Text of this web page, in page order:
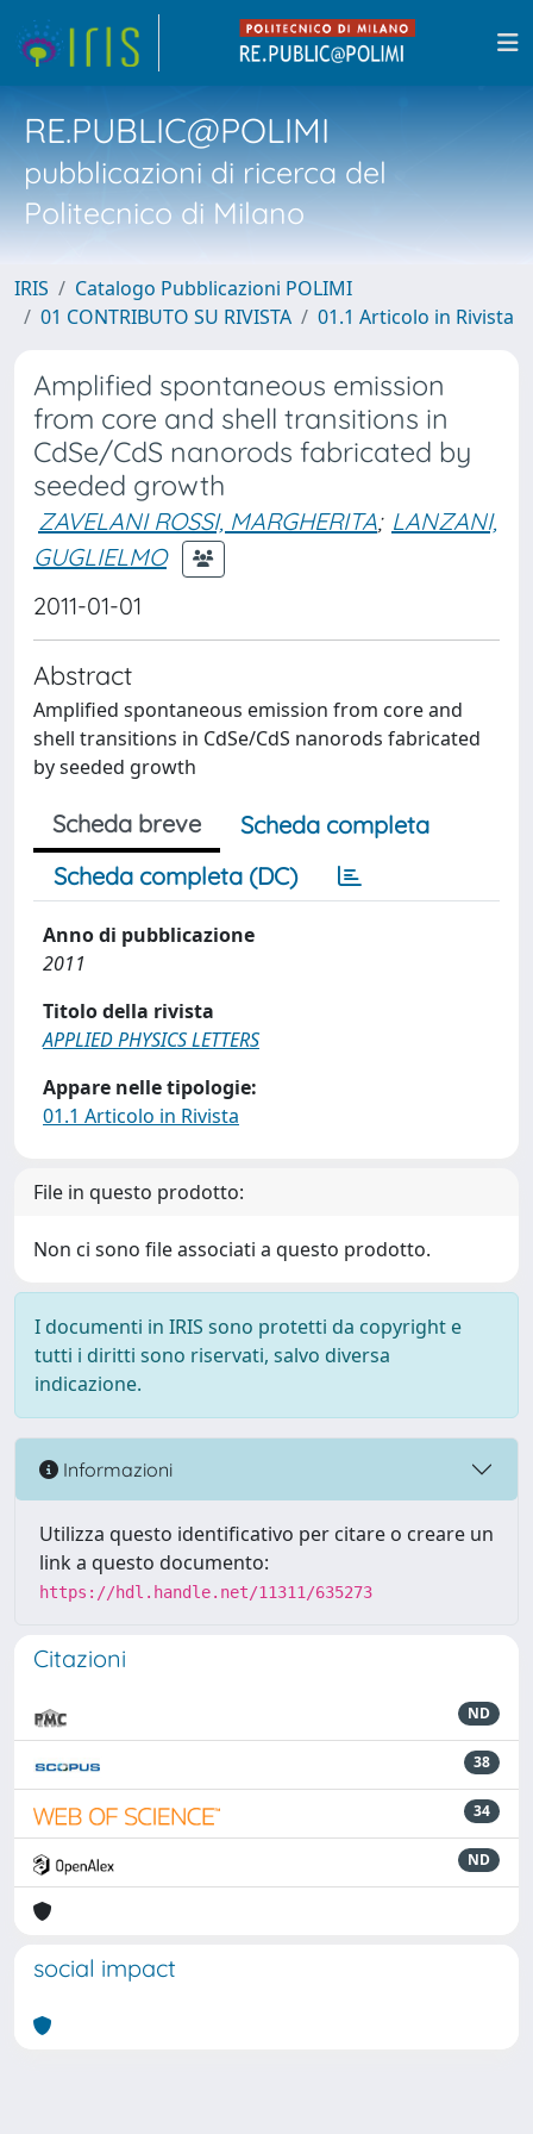
RE.PUBLIC@POLIMI
pubblicazioni di ricerca del
Politecnico di Milano
IRIS
Catalogo Pubblicazioni POLIMI
01 CONTRIBUTO SU RIVISTA
01.1 Articolo in Rivista
Amplified spontaneous emission
from core and shell transitions in
CdSe/CdS nanorods fabricated by
seeded growth
ZAVELANI ROSSI, MARGHERITA; LANZANI,
GUGLIELMO
2011-01-01
Abstract
Amplified spontaneous emission from core and
shell transitions in CdSe/CdS nanorods fabricated
by seeded growth
Scheda breve
Scheda completa
Scheda completa (DC)
Anno di pubblicazione
2011
Titolo della rivista
APPLIED PHYSICS LETTERS
Appare nelle tipologie:
01.1 Articolo in Rivista
File in questo prodotto:
Non ci sono file associati a questo prodotto.
I documenti in IRIS sono protetti da copyright e
tutti i diritti sono riservati, salvo diversa
indicazione.
Informazioni
Utilizza questo identificativo per citare o creare un
link a questo documento:
https://hdl.handle.net/11311/635273
Citazioni
ND
38
34
ND
social impact